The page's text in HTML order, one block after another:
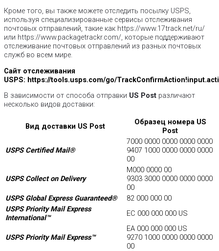
Кроме того, вы также можете отследить посылку USPS,
используя специализированные сервисы отслеживания
почтовых отправлений, такие как https://www.17track.net/ru/
или https://www.packagetrackr.com/, которые поддерживают
отслеживание почтовых отправлений из разных почтовых
служб во всем мире.
Сайт отслеживания
USPS: https://tools.usps.com/go/
В зависимости от способа отправки US Post различают
несколько видов доставки:
Вид доставки US Post
Образец номера US
Post
USPS Certified Mail®
7000 0000 0000 0000 0000
9407 1000 0000 0000 0000
00
USPS Collect on Delivery
M000 0000 00
9303 3000 0000 0000 0000
00
USPS Global Express Guaranteed®
82 000 000 00
USPS Priority Mail Express
International™
EC 000 000 000 US
USPS Priority Mail Express™
EA 000 000 000 US
9270 1000 0000 0000 0000
00